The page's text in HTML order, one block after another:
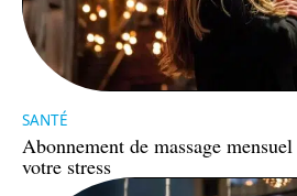
SANTÉ
Abonnement de massage
votre stress